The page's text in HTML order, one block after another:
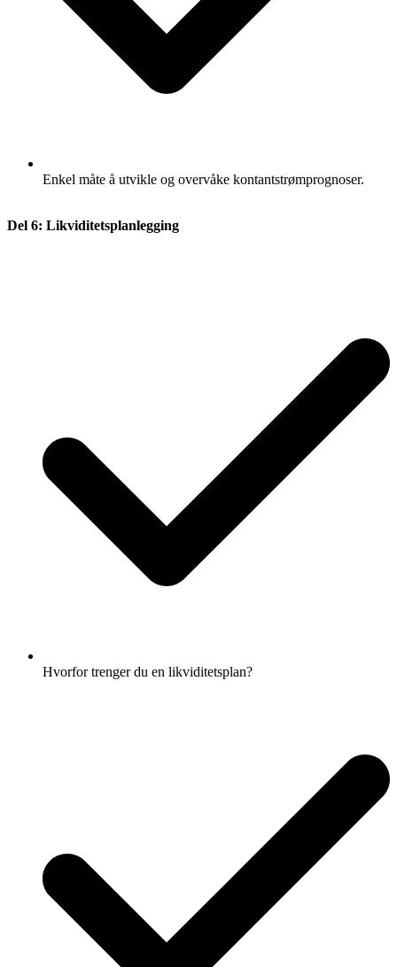
Enkel måte å utvikle og overvåke kontantstrømprognoser.
Del 6: Likviditetsplanlegging
Hvorfor trenger du en likviditetsplan?